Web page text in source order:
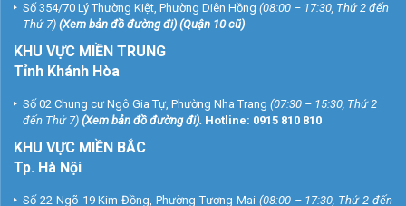
Số 354/70 Lý Thường Kiệt, Phường Diên Hồng (08:00 – 17:30, Thứ 2 đến
Thứ 7) (Xem bản đồ đường đi) (Quận 10 cũ)
KHU VỰC MIỀN TRUNG
Tỉnh Khánh Hòa
Số 02 Chung cư Ngô Gia Tự, Phường Nha Trang (07:30 – 15:30, Thứ 2
đến Thứ 7) (Xem bản đồ đường đi). Hotline: 0915 810 810
KHU VỰC MIỀN BẮC
Tp. Hà Nội
Số 22 Ngõ 19 Kim Đồng, Phường Tương Mai (08:00 – 17:30, Thứ 2 đến